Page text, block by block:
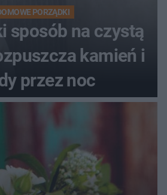
PORZĄDKI
sposób na czystą
kamień i
przez noc